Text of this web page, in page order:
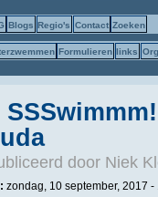
Blogs Regio's Contact Zoeken
Formulieren links
door Niek
zondag, 10 september, 2017 -